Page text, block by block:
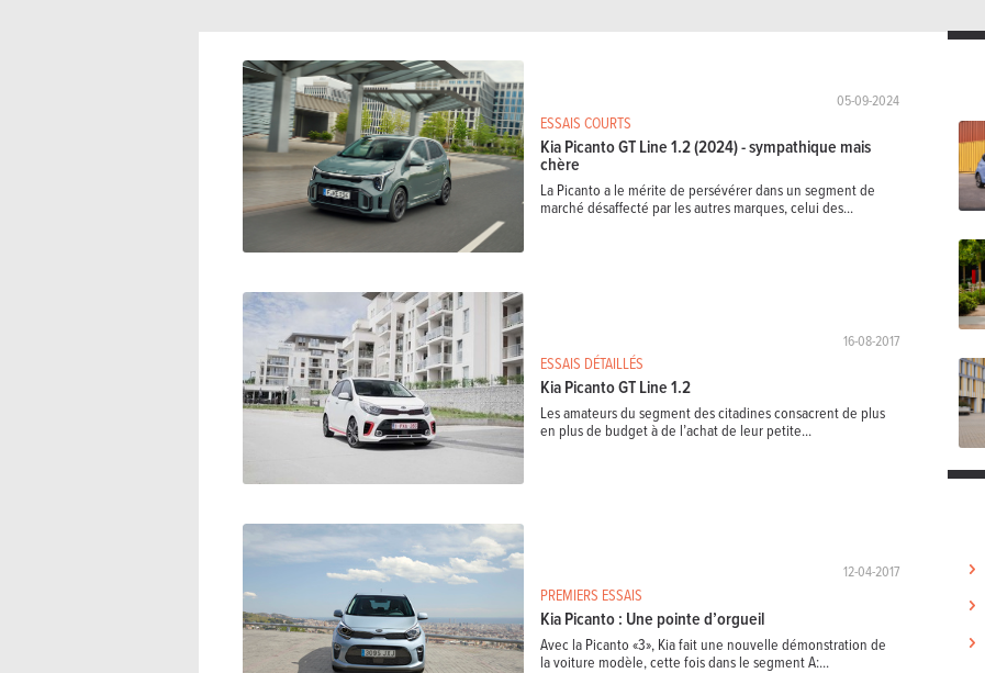
05-09-2024
ESSAIS COURTS
Kia Picanto GT Line 1.2 (2024) - sympathique mais
chère
La Picanto a le mérite de persévérer dans un segment de
marché désaffecté par les autres marques, celui des...
16-08-2017
ESSAIS DÉTAILLÉS
Kia Picanto GT Line 1.2
Les amateurs du segment des citadines consacrent de plus
en plus de budget à de l’achat de leur petite...
12-04-2017
PREMIERS ESSAIS
Kia Picanto : Une pointe d’orgueil
Avec la Picanto «3», Kia fait une nouvelle démonstration de
la voiture modèle, cette fois dans le segment A:...